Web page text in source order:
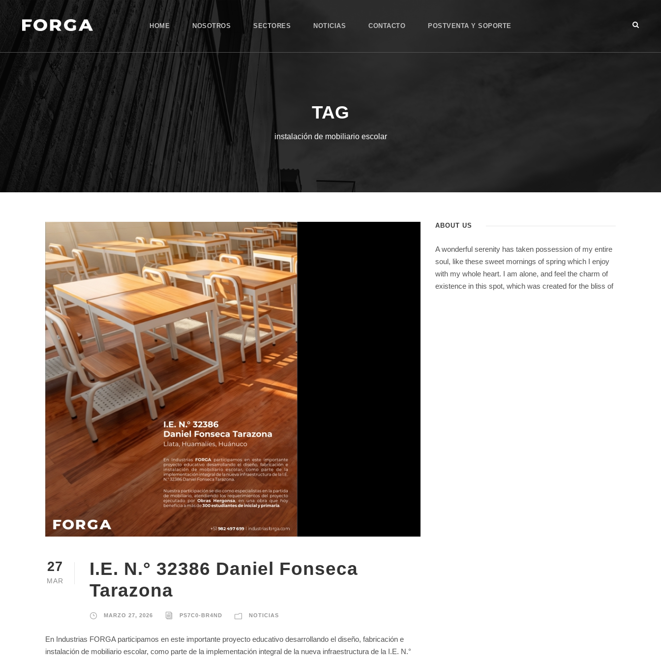
HOME NOSOTROS SECTORES NOTICIAS CONTACTO POSTVENTA Y SOPORTE
TAG
instalación de mobiliario escolar
27
MAR
I.E. N.° 32386 Daniel Fonseca
Tarazona
MARZO 27, 2026 PS7C0-BR4ND NOTICIAS
En Industrias FORGA participamos en este importante proyecto educativo desarrollando el diseño, fabricación e
instalación de mobiliario escolar, como parte de la implementación integral de la nueva infraestructura de la I.E. N.°
ABOUT US
A wonderful serenity has taken possession of my entire
soul, like these sweet mornings of spring which I enjoy
with my whole heart. I am alone, and feel the charm of
existence in this spot, which was created for the bliss of